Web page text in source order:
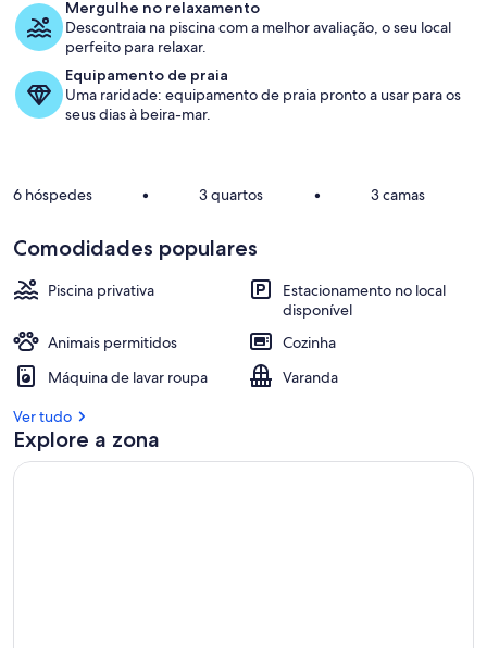
para
mar
Mergulhe no relaxamento
Descontraia na piscina com a melhor avaliação, o seu local
perfeito para relaxar.
Equipamento de praia
Uma raridade: equipamento de praia pronto a usar para os
seus dias à beira-mar.
6 hóspedes • 3 quartos • 3 camas
Comodidades populares
Piscina privativa
Estacionamento no local
disponível
Animais permitidos
Cozinha
Máquina de lavar roupa
Varanda
Ver tudo
Explore a zona